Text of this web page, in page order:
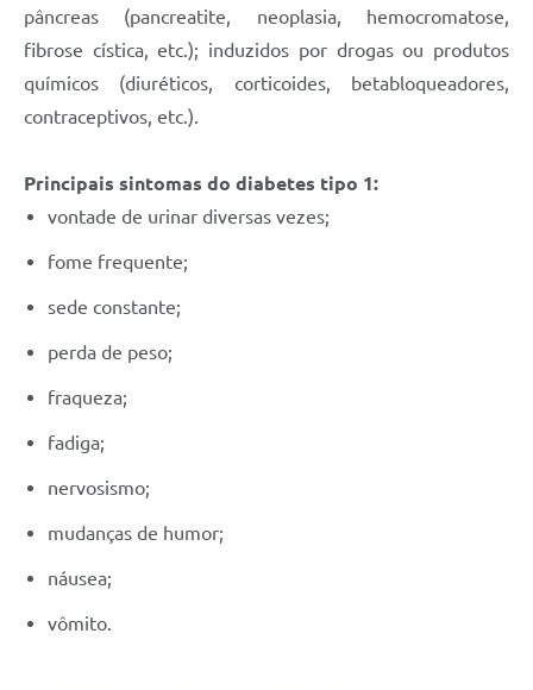
pâncreas (pancreatite, neoplasia, hemocromatose,
fibrose cística, etc.); induzidos por drogas ou produtos
químicos (diuréticos, corticoides, betabloqueadores,
contraceptivos, etc.).
Principais sintomas do diabetes tipo 1:
vontade de urinar diversas vezes;
fome frequente;
sede constante;
perda de peso;
fraqueza;
fadiga;
nervosismo;
mudanças de humor;
náusea;
vômito.